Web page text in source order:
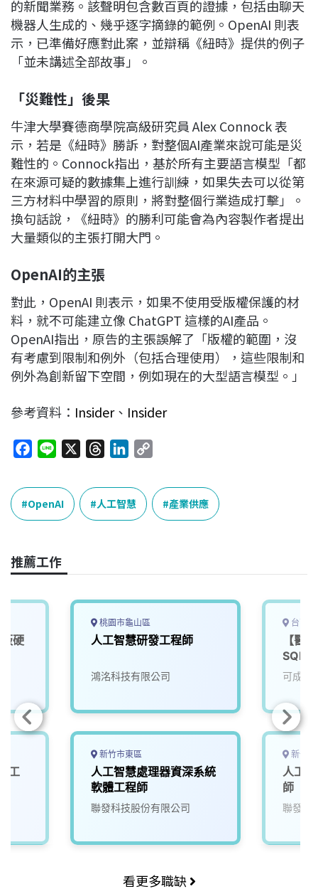
的新聞業務。該聲明包含數百頁的證據，包括由聊天
機器人生成的、幾乎逐字摘錄的範例。OpenAI 則表
示，已準備好應對此案，並辯稱《紐時》提供的例子
「並未講述全部故事」。
「災難性」後果
牛津大學賽德商學院高級研究員 Alex Connock 表
示，若是《紐時》勝訴，對整個AI產業來說可能是災
難性的。Connock指出，基於所有主要語言模型「都
在來源可疑的數據集上進行訓練，如果失去可以從第
三方材料中學習的原則，將對整個行業造成打擊」。
換句話說，《紐時》的勝利可能會為內容製作者提出
大量類似的主張打開大門。
OpenAI的主張
對此，OpenAI 則表示，如果不使用受版權保護的材
料，就不可能建立像 ChatGPT 這樣的AI產品。
OpenAI指出，原告的主張誤解了「版權的範圍，沒
有考慮到限制和例外（包括合理使用），這些限制和
例外為創新留下空間，例如現在的大型語言模型。」
參考資料： Insider、 Insider
c
e
b
o
k
n
e
r
e
a
n
k
e
n
p
y
L
k
OpenAI 人工智慧 產業供應
推薦工作
硬
工
桃園市龜山區
人工智慧研發工程師
鴻洺科技有限公司
新竹市東區
人工智慧處理器資深系統
軟體工程師
聯發科技股份有限公司
台南
【醫
SQE
可成科
新竹
人工
師
聯發科
看更多職缺